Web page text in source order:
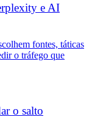
e AI
fontes, táticas
o tráfego que
o salto